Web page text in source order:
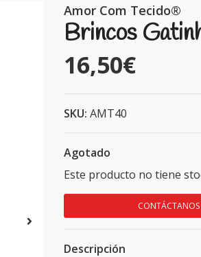
Amor Com Tecido®
Brincos
16,50€
SKU: AMT40
Agotado
Este producto no tiene
CONTÁCTANOS
Descripción